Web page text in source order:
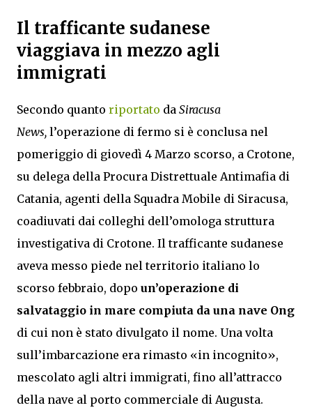
Il trafficante sudanese
viaggiava in mezzo agli
immigrati
Secondo quanto riportato da Siracusa
News, l’operazione di fermo si è conclusa nel
pomeriggio di giovedì 4 Marzo scorso, a Crotone,
su delega della Procura Distrettuale Antimafia di
Catania, agenti della Squadra Mobile di Siracusa,
coadiuvati dai colleghi dell’omologa struttura
investigativa di Crotone. Il trafficante sudanese
aveva messo piede nel territorio italiano lo
scorso febbraio, dopo un’operazione di
salvataggio in mare compiuta da una nave Ong
di cui non è stato divulgato il nome. Una volta
sull’imbarcazione era rimasto «in incognito»,
mescolato agli altri immigrati, fino all’attracco
della nave al porto commerciale di Augusta.